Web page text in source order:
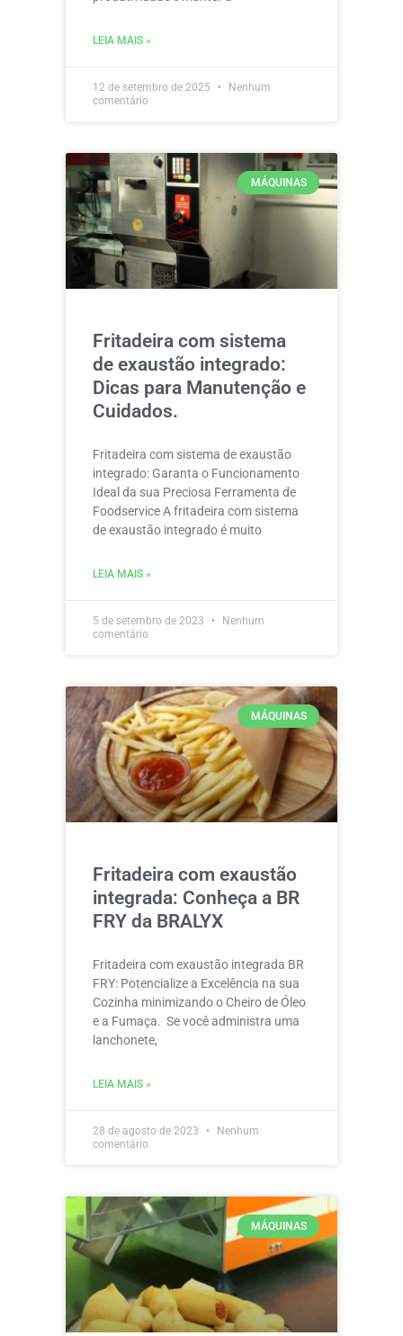
LEIA MAIS »
12 de setembro de 2025
Nenhum
comentário
MÁQUINAS
Fritadeira com sistema
de exaustão integrado:
Dicas para Manutenção e
Cuidados.
Fritadeira com sistema de exaustão
integrado: Garanta o Funcionamento
Ideal da sua Preciosa Ferramenta de
Foodservice A fritadeira com sistema
de exaustão integrado é muito
LEIA MAIS »
5 de setembro de 2023
Nenhum
comentário
MÁQUINAS
Fritadeira com exaustão
integrada: Conheça a BR
FRY da BRALYX
Fritadeira com exaustão integrada BR
FRY: Potencialize a Excelência na sua
Cozinha minimizando o Cheiro de Óleo
e a Fumaça. Se você administra uma
lanchonete,
LEIA MAIS »
28 de agosto de 2023
Nenhum
comentário
MÁQUINAS